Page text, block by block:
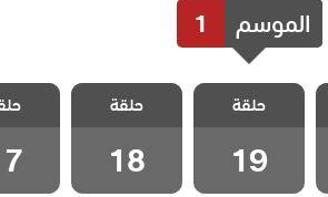
الموسم 1
مسلسل تلك
الفتاة الحلقة 19
حلقة
19
مسلسل تلك
الفتاة الحلقة 18
حلقة
18
الفتاة